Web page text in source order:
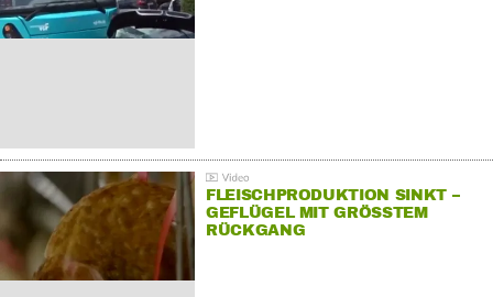
FLEISCHPRODUKTION SINKT –
GEFLÜGEL MIT GRÖSSTEM R
ÜCKGANG